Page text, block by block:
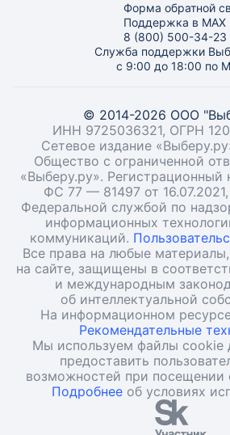
Форма обратной
Поддержка в MAX
8 (800) 500-34-23
Служба поддержки
с 9:00 до 18:00 по
© 2014-2026 ООО
ИНН 9725036321, ОГРН
Сетевое издание
Общество с ограниченной
«Выберу.ру».
ФС 77 — 81497 от
Федеральной службой по
информационных
коммуникаций.
Все права на любые
на сайте, защищены в
и международным
об интеллектуальной
На информационном
Рекомендательные
Мы используем файлы cookie
предоставить
возможностей при посещении
Подробнее об условиях